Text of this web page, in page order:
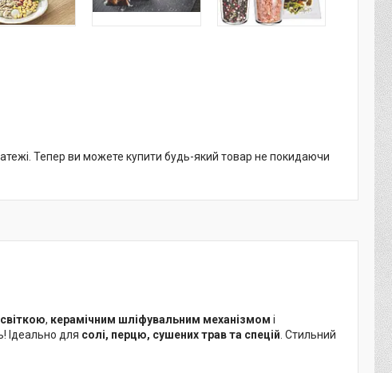
Тепер ви можете купити будь-який товар не покидаючи
, керамічним шліфувальним механізмом і
Ідеально для солі, перцю, сушених трав та спецій . Стильний